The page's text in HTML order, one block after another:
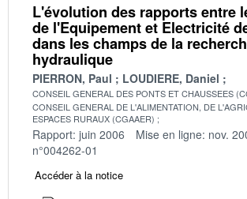
L'évolution des rapports entre
de l'Equipement et Electricité
dans les champs de la
hydraulique
PIERRON, Paul LOUDIERE, Daniel
CONSEIL GENERAL DES PONTS ET CHAUSSEES
CONSEIL GENERAL DE L'ALIMENTATION, DE
ESPACES RURAUX (CGAAER)
Rapport: juin 2006 Mise en ligne: nov.
n°004262-01
Accéder à la notice